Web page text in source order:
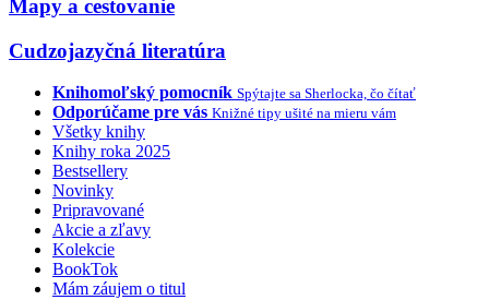
Mapy a cestovanie
Cudzojazyčná literatúra
Knihomoľský pomocník Spýtajte sa Sherlocka, čo čítať
Odporúčame pre vás Knižné tipy ušité na mieru vám
Všetky knihy
Knihy roka 2025
Bestsellery
Novinky
Pripravované
Akcie a zľavy
Kolekcie
BookTok
Mám záujem o titul